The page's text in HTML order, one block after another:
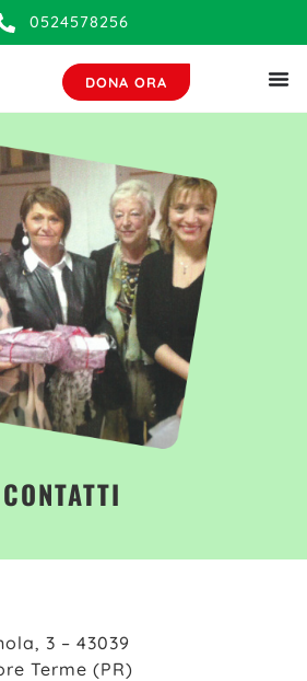
0524578256
DONA ORA
CONTATTI
3 – 43039
Terme (PR)